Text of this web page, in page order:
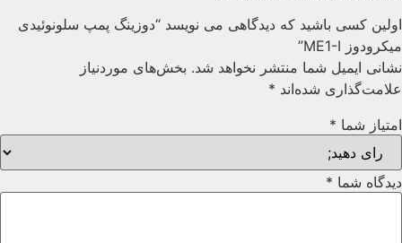
اولین کسی باشید که دیدگاهی می نویسد “دوزینگ پمپ سلونوئیدی
میکرودوز ME1-I”
نشانی ایمیل شما منتشر نخواهد شد. بخش‌های موردنیاز
علامت‌گذاری شده‌اند *
امتیاز شما *
دیدگاه شما *